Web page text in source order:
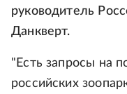
руководитель
Данкверт.
"Есть запросы на
российских